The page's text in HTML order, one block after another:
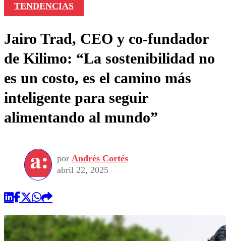
TENDENCIAS
Jairo Trad, CEO y co-fundador
de Kilimo: “La sostenibilidad no
es un costo, es el camino más
inteligente para seguir
alimentando al mundo”
por Andrés Cortés
abril 22, 2025